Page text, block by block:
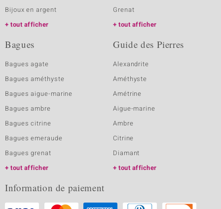
Bijoux en argent
tout afficher
Grenat
tout afficher
Bagues
Bagues agate
Bagues améthyste
Bagues aigue-marine
Bagues ambre
Bagues citrine
Bagues emeraude
Bagues grenat
tout afficher
Guide des Pierres
Alexandrite
Améthyste
Amétrine
Aigue-marine
Ambre
Citrine
Diamant
tout afficher
Information de paiement